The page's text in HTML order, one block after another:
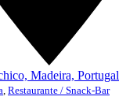
Madeira, Portugal
Restaurante / Snack-Bar